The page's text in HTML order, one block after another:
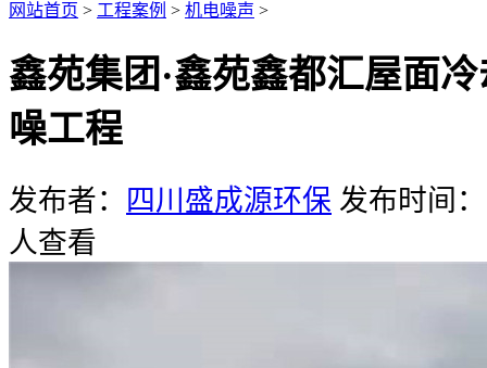
网站首页 > 工程案例 > 机电噪声 >
鑫苑集团·鑫苑鑫都汇屋面
噪工程
发布者： 四川盛成源环保 发布时间
人查看